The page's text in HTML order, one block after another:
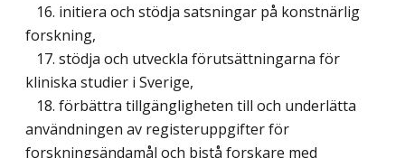
16. initiera och stödja satsningar på konstnärlig
forskning,
17. stödja och utveckla förutsättningarna för
kliniska studier i Sverige,
18. förbättra tillgängligheten till och underlätta
användningen av registeruppgifter för
forskningsändamål och bistå forskare med